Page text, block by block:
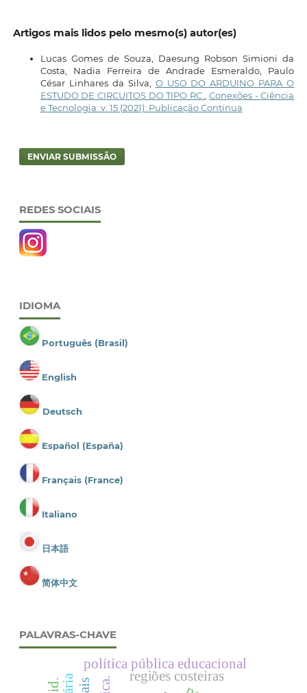
Artigos mais lidos pelo mesmo(s) autor(es)
Lucas Gomes de Souza, Daesung Robson Simioni da
Costa, Nadia Ferreira de Andrade Esmeraldo, Paulo
César Linhares da Silva, O USO DO ARDUINO PARA O
ESTUDO DE CIRCUITOS DO TIPO RC
,Conexões - Ciência
e Tecnologia: v. 15 (2021): Publicação Contínua
ENVIAR SUBMISSÃO
REDES SOCIAIS
IDIOMA
Português (Brasil)
English
Deutsch
Español (España)
Français (France)
Italiano
日本語
简体中文
PALAVRAS-CHAVE
política pública educacional
regiões costeiras